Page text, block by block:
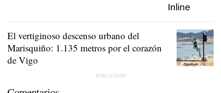
El vertiginoso descenso urbano del
Marisquiño: 1.135 metros por el corazón
de Vigo